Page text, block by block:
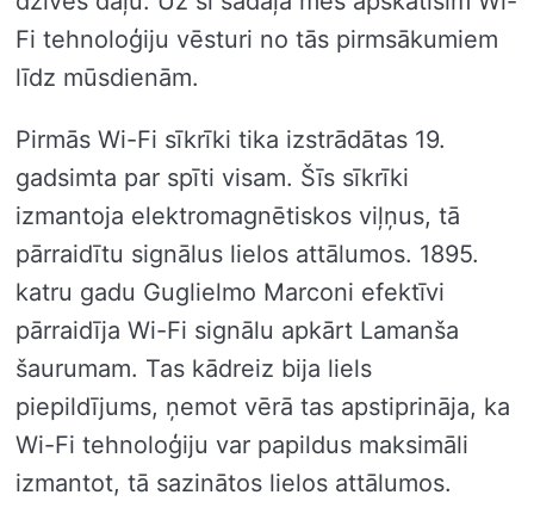
Fi tehnoloģiju vēsturi no tās pirmsākumiem
līdz mūsdienām.
Pirmās Wi-Fi sīkrīki tika izstrādātas 19.
gadsimta par spīti visam. Šīs sīkrīki
izmantoja elektromagnētiskos viļņus, tā
pārraidītu signālus lielos attālumos. 1895.
katru gadu Guglielmo Marconi efektīvi
pārraidīja Wi-Fi signālu apkārt Lamanša
šaurumam. Tas kādreiz bija liels
piepildījums, ņemot vērā tas apstiprināja, ka
Wi-Fi tehnoloģiju var papildus maksimāli
izmantot, tā sazinātos lielos attālumos.